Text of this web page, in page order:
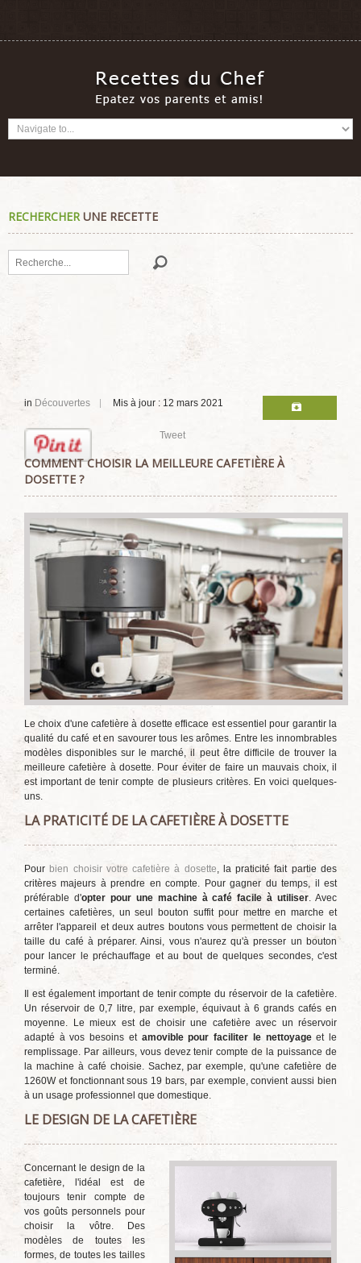
RECHERCHERUNE RECETTE
Rechercher
in Découvertes Mis à jour : 12 mars 2021
Tweet
COMMENT CHOISIR LA MEILLEURE CAFETIÈRE À
DOSETTE ?
Le choix d'une cafetière à dosette efficace est essentiel pour garantir la
qualité du café et en savourer tous les arômes. Entre les innombrables
modèles disponibles sur le marché, il peut être difficile de trouver la
meilleure cafetière à dosette. Pour éviter de faire un mauvais choix, il
est important de tenir compte de plusieurs critères. En voici quelques-
uns.
LA PRATICITÉ DE LA CAFETIÈRE À DOSETTE
Pour bien choisir votre cafetière à dosette, la praticité fait partie des
critères majeurs à prendre en compte. Pour gagner du temps, il est
préférable d'opter pour une machine à café facile à utiliser. Avec
certaines cafetières, un seul bouton suffit pour mettre en marche et
arrêter l'appareil et deux autres boutons vous permettent de choisir la
taille du café à préparer. Ainsi, vous n'aurez qu'à presser un bouton
pour lancer le préchauffage et au bout de quelques secondes, c'est
terminé.
Il est également important de tenir compte du réservoir de la cafetière.
Un réservoir de 0,7 litre, par exemple, équivaut à 6 grands cafés en
moyenne. Le mieux est de choisir une cafetière avec un réservoir
adapté à vos besoins et amovible pour faciliter le nettoyageet le
remplissage. Par ailleurs, vous devez tenir compte de la puissance de
la machine à café choisie. Sachez, par exemple, qu'une cafetière de
1260W et fonctionnant sous 19 bars, par exemple, convient aussi bien
à un usage professionnel que domestique.
LE DESIGN DE LA CAFETIÈRE
Concernant le design de la
cafetière, l'idéal est de
toujours tenir compte de
vos goûts personnels pour
choisir la vôtre. Des
modèles de toutes les
formes, de toutes les tailles